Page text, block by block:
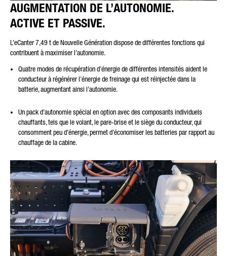
AUGMENTATION DE L’AUTONOMIE.
ACTIVE ET PASSIVE.
L’eCanter 7,49 t de Nouvelle Génération dispose de différentes fonctions qui
contribuent à maximiser l’autonomie.
Quatre modes de récupération d’énergie de différentes intensités aident le
conducteur à régénérer l’énergie de freinage qui est réinjectée dans la
batterie, augmentant ainsi l’autonomie.
Un pack d’autonomie spécial en option avec des composants individuels
chauffants, tels que le volant, le pare-brise et le siège du conducteur, qui
consomment peu d’énergie, permet d’économiser les batteries par rapport au
chauffage de la cabine.